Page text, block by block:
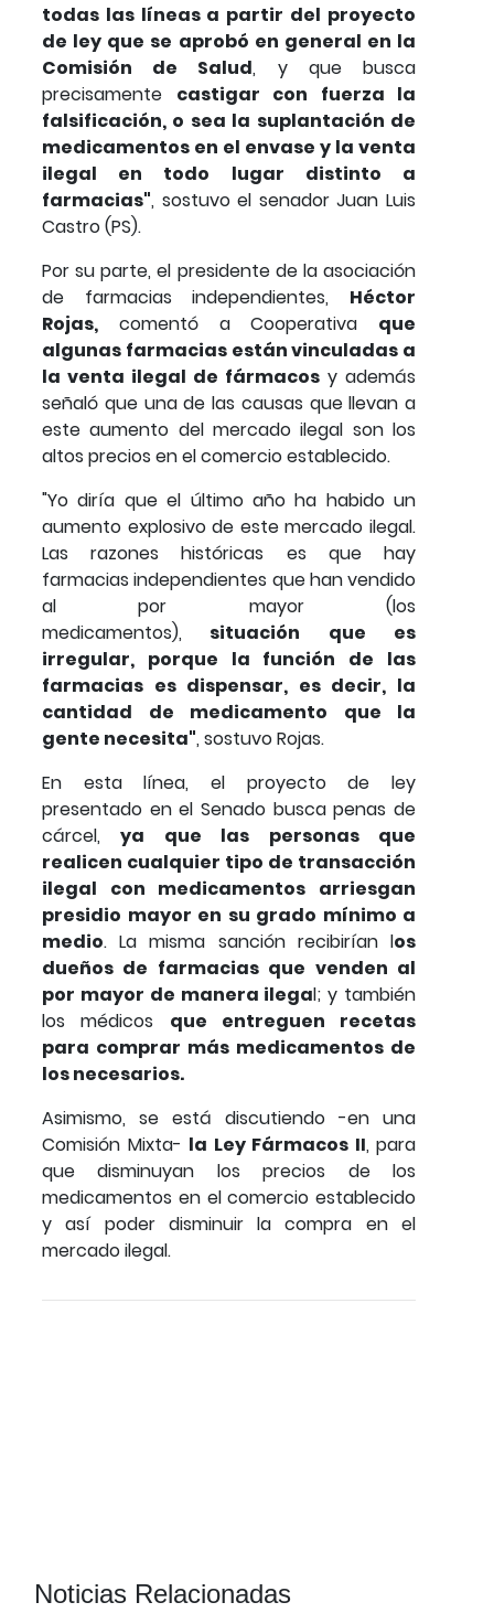
todas las líneas a partir del proyecto
de ley que se aprobó en general en la
Comisión de Salud, y que busca
precisamente castigar con fuerza la
falsificación, o sea la suplantación de
medicamentos en el envase y la venta
ilegal en todo lugar distinto a
farmacias", sostuvo el senador Juan Luis
Castro (PS).
Por su parte, el presidente de la asociación
de farmacias independientes, Héctor
Rojas, comentó a Cooperativa que
algunas farmacias están vinculadas a
la venta ilegal de fármacos y además
señaló que una de las causas que llevan a
este aumento del mercado ilegal son los
altos precios en el comercio establecido.
"Yo diría que el último año ha habido un
aumento explosivo de este mercado ilegal.
Las razones históricas es que hay
farmacias independientes que han vendido
al por mayor (los
medicamentos), situación que es
irregular, porque la función de las
farmacias es dispensar, es decir, la
cantidad de medicamento que la
gente necesita", sostuvo Rojas.
En esta línea, el proyecto de ley
presentado en el Senado busca penas de
cárcel,ya que las personas que
realicen cualquier tipo de transacción
ilegal con medicamentos arriesgan
presidio mayor en su grado mínimo a
medio. La misma sanción recibirían los
dueños de farmacias que venden al
por mayor de manera ilegal; y también
los médicos que entreguen recetas
para comprar más medicamentos de
los necesarios.
Asimismo, se está discutiendo -en una
Comisión Mixta- la Ley Fármacos II, para
que disminuyan los precios de los
medicamentos en el comercio establecido
y así poder disminuir la compra en el
mercado ilegal.
Noticias Relacionadas